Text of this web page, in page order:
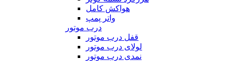
هواکش کامل
واتر پمپ
درب موتور
قفل درب موتور
لولای درب موتور
نمدی درب موتور